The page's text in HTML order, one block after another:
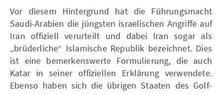
Vor diesem Hintergrund hat die Führungsmacht
Saudi-Arabien die jüngsten israelischen Angriffe auf
Iran offiziell verurteilt und dabei Iran sogar als
„brüderliche“ Islamische Republik bezeichnet. Dies
ist eine bemerkenswerte Formulierung, die auch
Katar in seiner offiziellen Erklärung verwendete.
Ebenso haben sich die übrigen Staaten des Golf-